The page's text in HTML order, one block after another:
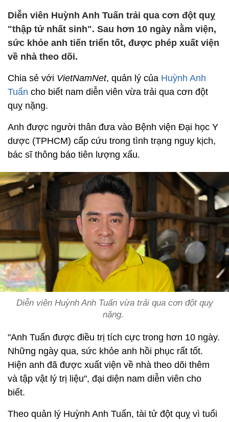
Diễn viên Huỳnh Anh Tuấn trải qua cơn đột quỵ
"thập tử nhất sinh". Sau hơn 10 ngày nằm viện,
sức khỏe anh tiến triển tốt, được phép xuất viện
về nhà theo dõi.
Chia sẻ với VietNamNet, quản lý của Huỳnh Anh
Tuấn cho biết nam diễn viên vừa trải qua cơn đột
quỵ nặng.
Anh được người thân đưa vào Bệnh viện Đại học Y
dược (TPHCM) cấp cứu trong tình trạng nguy kịch,
bác sĩ thông báo tiên lượng xấu.
Diễn viên Huỳnh Anh Tuấn vừa trải qua cơn đột quỵ
nặng.
"Anh Tuấn được điều trị tích cực trong hơn 10 ngày.
Những ngày qua, sức khỏe anh hồi phục rất tốt.
Hiện anh đã được xuất viện về nhà theo dõi thêm
và tập vật lý trị liệu", đại diện nam diễn viên cho
biết.
Theo quản lý Huỳnh Anh Tuấn, tài tử đột quỵ vì tuổi